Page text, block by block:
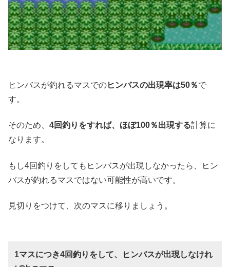
ヒンバスが釣れるマスでのヒンバスの出現率は50％で
す。
そのため、 4回釣りをすれば、ほぼ100％出現する計算に
なります。
もし4回釣りをしてもヒンバスが出現しなかったら、ヒン
バスが釣れるマスではない可能性が高いです。
見切りをつけて、次のマスに移りましょう。
1マスにつき4回釣りをして、ヒンバスが出現しなけれ